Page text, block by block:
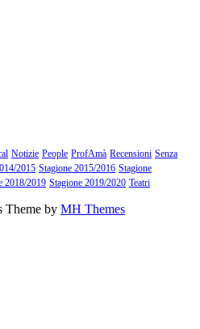
Notizie People ProfAmà Recensioni Senza
2015 Stagione 2015/2016 Stagione
2018/2019 Stagione 2019/2020 Teatri
Theme by MH Themes